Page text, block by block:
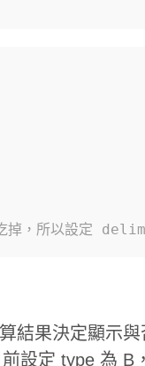
掉，所以設定
結果決定顯示
設定 type 為 B